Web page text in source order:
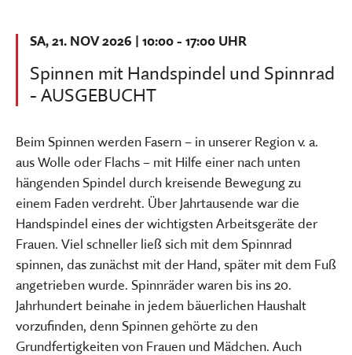
Spinnen mit Handspindel und Spinnrad
- AUSGEBUCHT
SA, 21. NOV 2026 | 10:00 - 17:00 UHR
Beim Spinnen werden Fasern – in unserer Region v. a.
aus Wolle oder Flachs – mit Hilfe einer nach unten
hängenden Spindel durch kreisende Bewegung zu
einem Faden verdreht. Über Jahrtausende war die
Handspindel eines der wichtigsten Arbeitsgeräte der
Frauen. Viel schneller ließ sich mit dem Spinnrad
spinnen, das zunächst mit der Hand, später mit dem Fuß
angetrieben wurde. Spinnräder waren bis ins 20.
Jahrhundert beinahe in jedem bäuerlichen Haushalt
vorzufinden, denn Spinnen gehörte zu den
Grundfertigkeiten von Frauen und Mädchen. Auch